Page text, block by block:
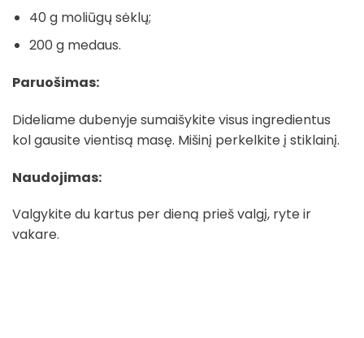
40 g moliūgų sėklų;
200 g medaus.
Paruošimas:
Dideliame dubenyje sumaišykite visus ingredientus
kol gausite vientisą masę. Mišinį perkelkite į stiklainį.
Naudojimas:
Valgykite du kartus per dieną prieš valgį, ryte ir
vakare.